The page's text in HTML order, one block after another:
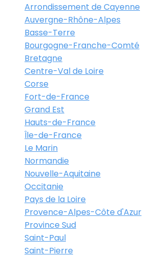
Arrondissement de Cayenne
Auvergne-Rhône-Alpes
Basse-Terre
Bourgogne-Franche-Comté
Bretagne
Centre-Val de Loire
Corse
Fort-de-France
Grand Est
Hauts-de-France
Île-de-France
Le Marin
Normandie
Nouvelle-Aquitaine
Occitanie
Pays de la Loire
Provence-Alpes-Côte d'Azur
Province Sud
Saint-Paul
Saint-Pierre